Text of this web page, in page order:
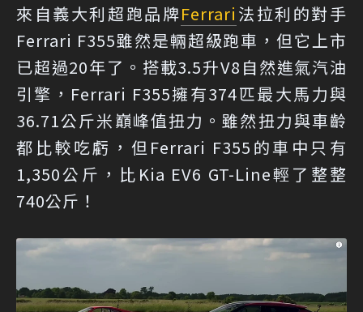
來自義大利超跑品牌Ferrari 法拉利的對手
Ferrari F355雖然是輛超級跑車，但它上市
已超過20年了。搭載3.5升V8自然進氣汽油
引擎，Ferrari F355擁有374匹最大馬力與
36.71公斤米巔峰值扭力。雖然扭力與車齡
都比較吃虧，但Ferrari F355的車中只有
1,350公斤，比Kia EV6 GT-Line輕了整整
740公斤！